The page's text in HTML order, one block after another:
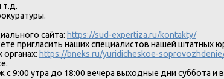
т.д.
сайта: https://sud-expertiza.ru/kontakty/
пригласить наших специалистов нашей штатных
https://bneks.ru/yuridicheskoe-
9:00 утра до 18:00 вечера выходные дни суббота и